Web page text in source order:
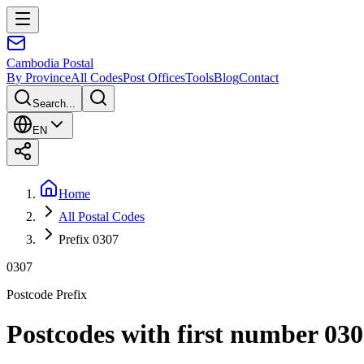
Cambodia Postal
By ProvinceAll CodesPost OfficesToolsBlogContact
Search...
EN
Home
All Postal Codes
Prefix 0307
0307
Postcode Prefix
Postcodes with first number